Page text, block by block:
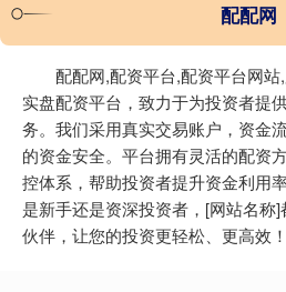
配配网
配配网,配资平台,配资平台网
实盘配资平台，致力于为投资者提
务。我们采用真实交易账户，资金
的资金安全。平台拥有灵活的配资
控体系，帮助投资者提升资金利用
是新手还是资深投资者，[网站名称
伙伴，让您的投资更轻松、更高效！